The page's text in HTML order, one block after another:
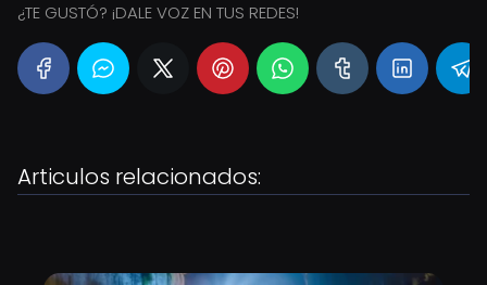
¿TE GUSTÓ? ¡DALE VOZ EN TUS REDES!
Articulos relacionados: